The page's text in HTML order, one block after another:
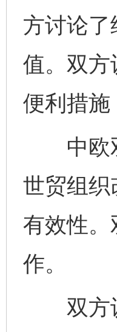
方讨论
值。双方
便利措施
中欧双
世贸组织
有效性。
作。
双方认